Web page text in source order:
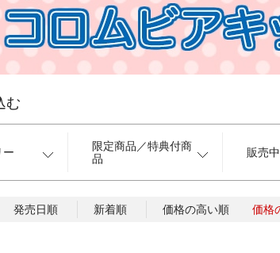
む
ー
限定商品／特典付商
品
販売
発売日順 新着順 価格の高い順 価格